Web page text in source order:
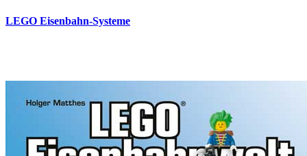
LEGO Eisenbahn-Systeme